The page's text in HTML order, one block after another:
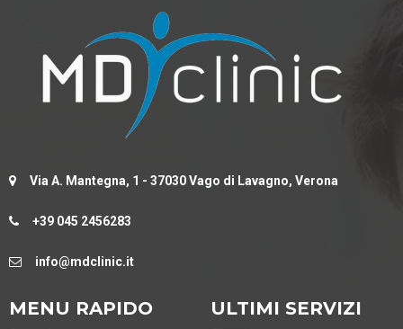
Via A. Mantegna, 1 - 37030 Vago di Lavagno, Verona
+39 045 2456283
info@mdclinic.it
MENU RAPIDO ULTIMI SERVIZI